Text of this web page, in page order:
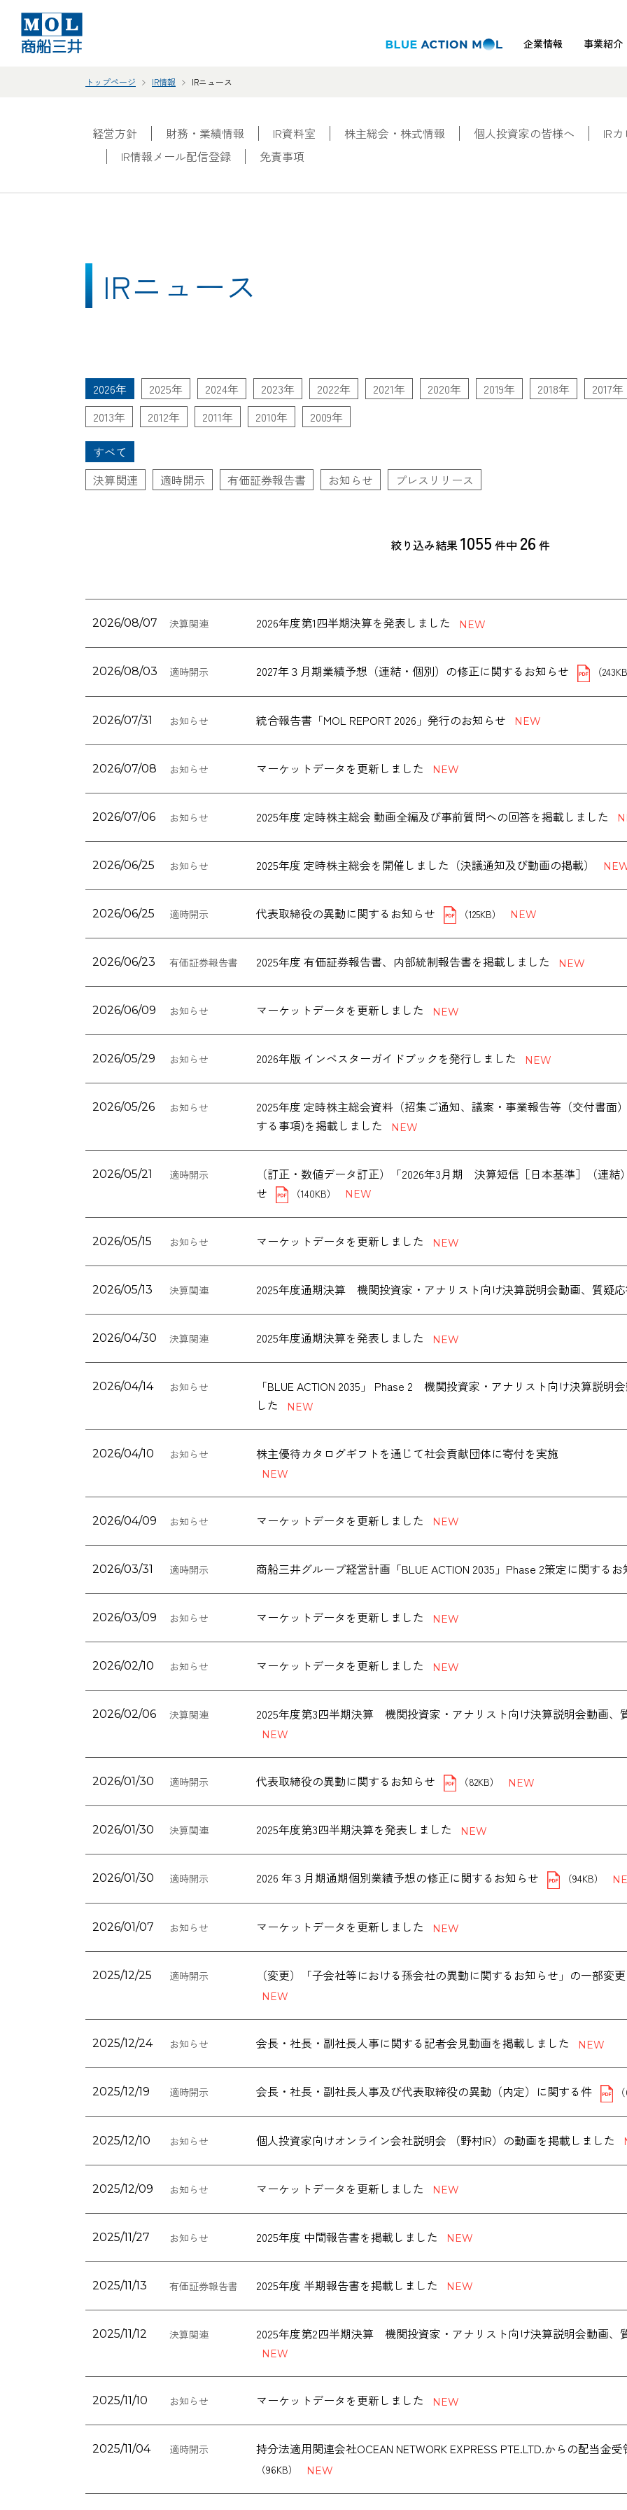
企業情報 事業紹介
トップページ IR情報 IRニュース
経営方針 財務・業績情報 IR資料室 株主総会・株式情報 個人投資家の皆様へ
IR
IR情報メール配信登録
免責事項
IRニュース
2026年 2025年 2024年 2023年 2022年 2021年 2020年 2019年 2018年
2017年
2013年
2012年 2011年 2010年 2009年
すべて
決算関連
適時開示 有価証券報告書 お知らせ プレスリリース
絞り込み結果1055 件中 26 件
2026/08/07 決算関連 2026年度第1四半期決算を発表しました
2026/08/03 適時開示 2027年３月期業績予想（連結・個別）の修正に関するお知らせ （
2026/07/31 お知らせ 統合報告書「MOL REPORT 2026」発行のお知らせ
2026/07/08 お知らせ マーケットデータを更新しました
2026/07/06 お知らせ 2025年度 定時株主総会 動画全編及び事前質問への回答を掲載しました
2026/06/25 お知らせ 2025年度 定時株主総会を開催しました（決議通知及び動画の掲載）
2026/06/25 適時開示 代表取締役の異動に関するお知らせ （125KB）
2026/06/23 有価証券報告書 2025年度 有価証券報告書、内部統制報告書を掲載しました
2026/06/09 お知らせ マーケットデータを更新しました
2026/05/29 お知らせ 2026年版 インベスターガイドブックを発行しました
2026/05/26 お知らせ
2025年度 定時株主総会資料（招集ご通知、議案・事業報告等（交付書面
する事項)を掲載しました
2026/05/21 適時開示
（訂正・数値データ訂正）「2026年3月期 決算短信［日本基準］（連
せ
（140KB）
2026/05/15 お知らせ マーケットデータを更新しました
2026/05/13 決算関連 2025年度通期決算 機関投資家・アナリスト向け決算説明会動画、質疑
2026/04/30 決算関連 2025年度通期決算を発表しました
2026/04/14 お知らせ
「BLUE ACTION 2035」 Phase 2 機関投資家・アナリスト向け決算説明
した
2026/04/10 お知らせ
2026/04/09 お知らせ マーケットデータを更新しました
2026/03/31 適時開示 商船三井グループ経営計画「BLUE ACTION 2035」Phase 2策定に関する
2026/03/09 お知らせ マーケットデータを更新しました
2026/02/10 お知らせ マーケットデータを更新しました
2026/02/06 決算関連 2025年度第3四半期決算 機関投資家・アナリスト向け決算説明会動画、
2026/01/30 適時開示 代表取締役の異動に関するお知らせ （82KB）
2026/01/30 決算関連 2025年度第3四半期決算を発表しました
2026/01/30 適時開示 2026 年３月期通期個別業績予想の修正に関するお知らせ （94KB）
2026/01/07 お知らせ マーケットデータを更新しました
2025/12/25 適時開示 （変更）「子会社等における孫会社の異動に関するお知らせ」の一部変
2025/12/24 お知らせ 会長・社長・副社長人事に関する記者会見動画を掲載しました
2025/12/19 適時開示 会長・社長・副社長人事及び代表取締役の異動（内定）に関する件
2025/12/10 お知らせ 個人投資家向けオンライン会社説明会 （野村IR）の動画を掲載しました
2025/12/09 お知らせ マーケットデータを更新しました
2025/11/27 お知らせ 2025年度 中間報告書を掲載しました
2025/11/13 有価証券報告書 2025年度 半期報告書を掲載しました
2025/11/12 決算関連 2025年度第2四半期決算 機関投資家・アナリスト向け決算説明会動画、
2025/11/10 お知らせ マーケットデータを更新しました
2025/11/04 適時開示 持分法適用関連会社OCEAN NETWORK EXPRESS PTE.LTD.からの配当金
（96KB）